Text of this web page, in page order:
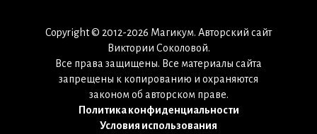
Copyright © 2012-2026 Магикум. Авторский сайт
Виктории Соколовой.
Все права защищены. Все материалы сайта
запрещены к копированию и охраняются
законом об авторском праве.
Политика конфиденциальности
Условия использования